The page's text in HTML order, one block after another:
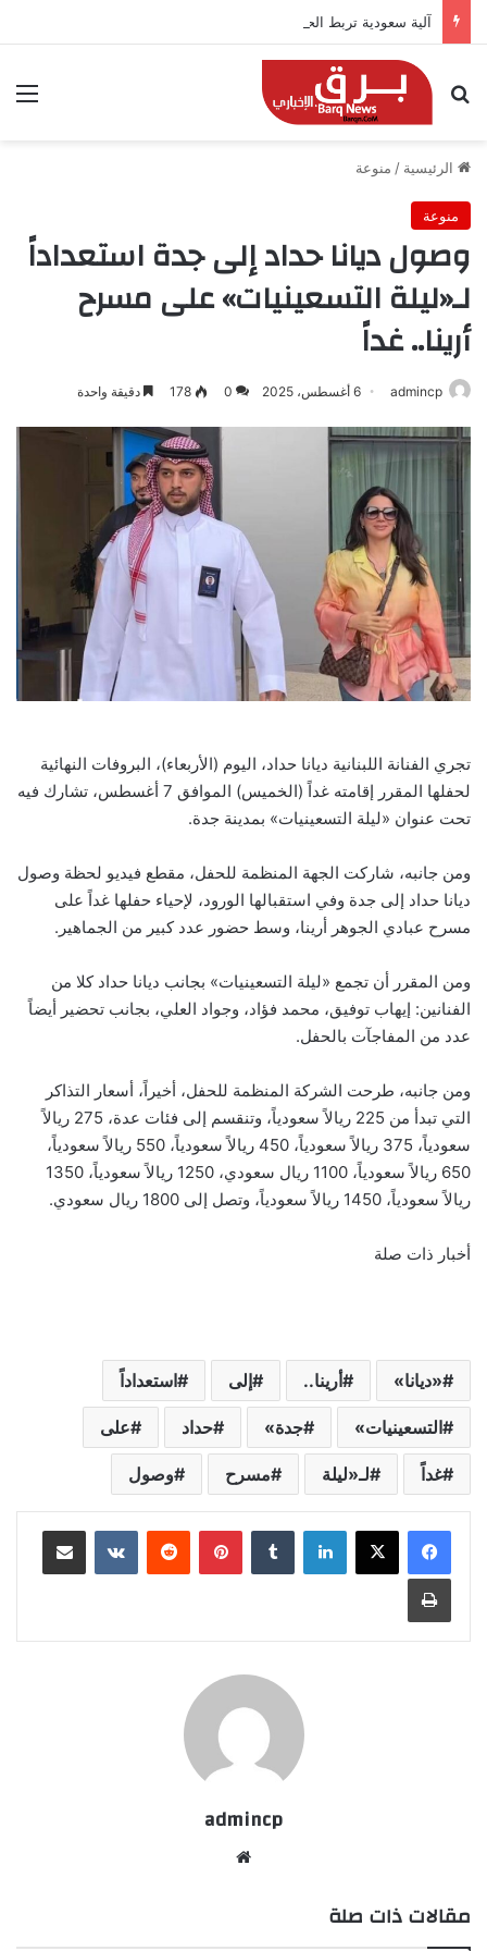
آلية سعودية تربط الحضور باجتياز الدورات
بحث عن
الرئيسية / منوعة
منوعة
وصول ديانا حداد إلى جدة استعداداً
لـ«ليلة التسعينيات» على مسرح
أرينا.. غداً
admincp 6 أغسطس، 2025 0
178 دقيقة واحدة
تجري الفنانة اللبنانية ديانا حداد، اليوم (الأربعاء)، البروفات النهائية
لحفلها المقرر إقامته غداً (الخميس) الموافق 7 أغسطس، تشارك فيه
تحت عنوان «ليلة التسعينيات» بمدينة جدة.
ومن جانبه، شاركت الجهة المنظمة للحفل، مقطع فيديو لحظة وصول
ديانا حداد إلى جدة وفي استقبالها الورود، لإحياء حفلها غداً على
مسرح عبادي الجوهر أرينا، وسط حضور عدد كبير من الجماهير.
ومن المقرر أن تجمع «ليلة التسعينيات» بجانب ديانا حداد كلا من
الفنانين: إيهاب توفيق، محمد فؤاد، وجواد العلي، بجانب تحضير أيضاً
عدد من المفاجآت بالحفل.
ومن جانبه، طرحت الشركة المنظمة للحفل، أخيراً، أسعار التذاكر
التي تبدأ من 225 ريالاً سعودياً، وتنقسم إلى فئات عدة، 275 ريالاً
سعودياً، 375 ريالاً سعودياً، 450 ريالاً سعودياً، 550 ريالاً سعودياً،
650 ريالاً سعودياً، 1100 ريال سعودي، 1250 ريالاً سعودياً، 1350
ريالاً سعودياً، 1450 ريالاً سعودياً، وتصل إلى 1800 ريال سعودي.
أخبار ذات صلة
«ديانا» أرينا.. إلى استعداداً
التسعينيات» جدة» حداد على
غداً لـ«ليلة مسرح وصول
لينكدإن بينتيريست
admincp
مقالات ذات صلة